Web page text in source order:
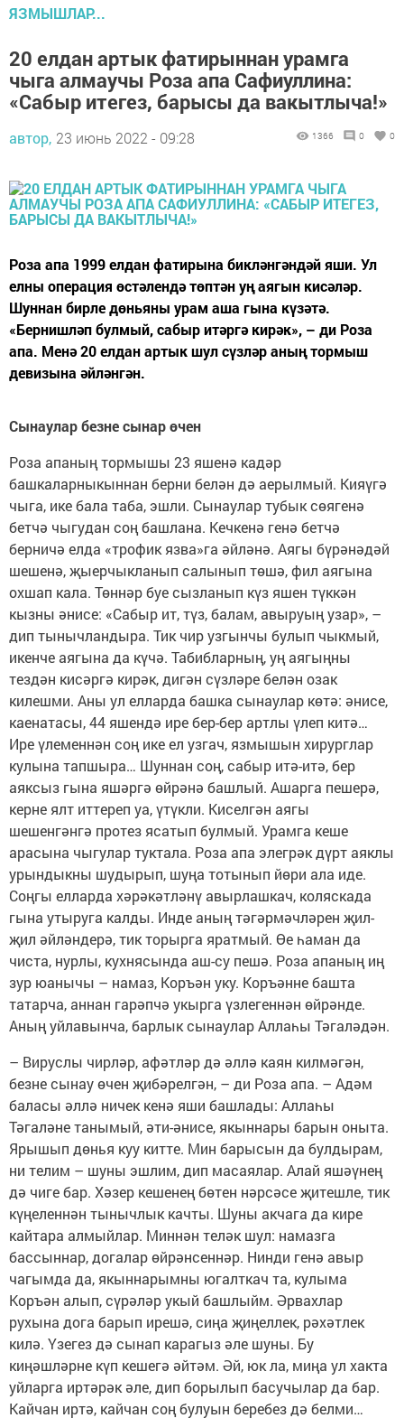
ЯЗМЫШЛАР...
20 елдан артык фатирыннан урамга
чыга алмаучы Роза апа Сафиуллина:
«Сабыр итегез, барысы да вакытлыча!»
автор, 23 июнь 2022 - 09:28 1366 0 0
Роза апа 1999 елдан фатирына бикләнгәндәй яши. Ул
елны операция өстәлендә төптән уң аягын кисәләр.
Шуннан бирле дөньяны урам аша гына күзәтә.
«Бернишләп булмый, сабыр итәргә кирәк», – ди Роза
апа. Менә 20 елдан артык шул сүзләр аның тормыш
девизына әйләнгән.
Сынаулар безне сынар өчен
Роза апаның тормышы 23 яшенә кадәр
башкаларныкыннан берни белән дә аерылмый. Кияүгә
чыга, ике бала таба, эшли. Сынаулар тубык сөягенә
бетчә чыгудан соң башлана. Кечкенә генә бетчә
берничә елда «трофик язва»га әйләнә. Аягы бүрәнәдәй
шешенә, җыерчыкланып салынып төшә, фил аягына
охшап кала. Төннәр буе сызланып күз яшен түккән
кызны әнисе: «Сабыр ит, түз, балам, авыруың узар», –
дип тынычландыра. Тик чир узгынчы булып чыкмый,
икенче аягына да күчә. Табибларның, уң аягыңны
тездән кисәргә кирәк, дигән сүзләре белән озак
килешми. Аны ул елларда башка сынаулар көтә: әнисе,
каенатасы, 44 яшендә ире бер-бер артлы үлеп китә…
Ире үлеменнән соң ике ел узгач, язмышын хирурглар
кулына тапшыра… Шуннан соң, сабыр итә-итә, бер
аяксыз гына яшәргә өйрәнә башлый. Ашарга пешерә,
керне ялт иттереп уа, үтүкли. Киселгән аягы
шешенгәнгә протез ясатып булмый. Урамга кеше
арасына чыгулар туктала. Роза апа элег­рәк дүрт аяклы
урындыкны шудырып, шуңа тотынып йөри ала иде.
Соңгы елларда хәрәкәтләнү авырлашкач, коляскада
гына утыруга калды. Инде аның тәгәрмәчләрен җил-
җил әйләндерә, тик торырга яратмый. Өе һаман да
чиста, нурлы, кухнясында аш-су пешә. Роза апаның иң
зур юанычы – намаз, Коръән уку. Коръәнне башта
татарча, аннан гарәпчә укырга үзлегеннән өйрәнде.
Аның уйлавынча, барлык сынаулар Аллаһы Тәгаләдән.
– Вируслы чирләр, афәтләр дә әллә каян килмәгән,
безне сынау өчен җибәрелгән, – ди Роза апа. – Адәм
баласы әллә ничек кенә яши башлады: Аллаһы
Тәгаләне танымый, әти-әнисе, якыннары барын оныта.
Ярышып дөнья куу китте. Мин барысын да булдырам,
ни телим – шуны эшлим, дип масаялар. Алай яшәүнең
дә чиге бар. Хәзер кешенең бөтен нәрсәсе җитешле, тик
күңеленнән тынычлык качты. Шуны акчага да кире
кайтара алмыйлар. Миннән теләк шул: намазга
бассыннар, догалар өйрәнсеннәр. Нинди генә авыр
чагымда да, якыннарымны югалткач та, кулыма
Коръән алып, сүрәләр укый башлыйм. Әрвахлар
рухына дога барып ирешә, сиңа җиңеллек, рәхәтлек
килә. Үзегез дә сынап карагыз әле шуны. Бу
киңәшләрне күп кешегә әйтәм. Әй, юк ла, миңа ул хакта
уйларга иртәрәк әле, дип борылып басучылар да бар.
Кайчан иртә, кайчан соң булуын беребез дә белми…